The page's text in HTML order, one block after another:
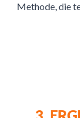
Methode, die